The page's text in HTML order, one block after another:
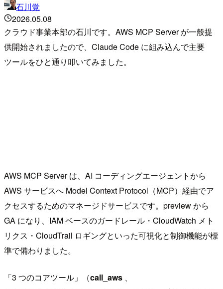
石川覚
2026.05.08
クラウド事業本部の石川です。AWS MCP Server が一般提
供開始されましたので、Claude Code に組み込んで主要
ツールをひと通り叩いてみました。
AWS MCP Server は、AI コーディングエージェントから
AWS サービスへ Model Context Protocol（MCP）経由でア
クセスするためのマネージドサービスです。preview から
GA になり、IAM ベースのガードレール・CloudWatch メト
リクス・CloudTrail ロギングといった可視化と制御機能が標
準で備わりました。
「3 つのコアツール」（call_aws